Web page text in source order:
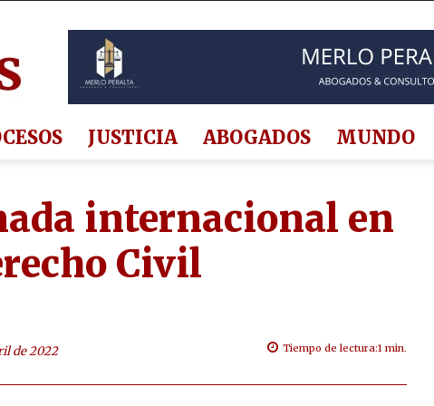
JUSTICIA ABOGADOS MUNDO
internacional en
Civil
de 2022 Tiempo de lectura:1 min.